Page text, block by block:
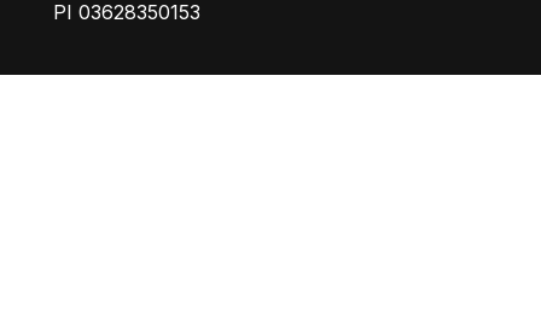
PI 03628350153